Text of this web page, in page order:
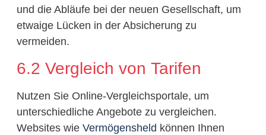
und die Abläufe bei der neuen Gesellschaft, um
etwaige Lücken in der Absicherung zu
vermeiden.
6.2 Vergleich von Tarifen
Nutzen Sie Online-Vergleichsportale, um
unterschiedliche Angebote zu vergleichen.
Websites wie Vermögensheld können Ihnen